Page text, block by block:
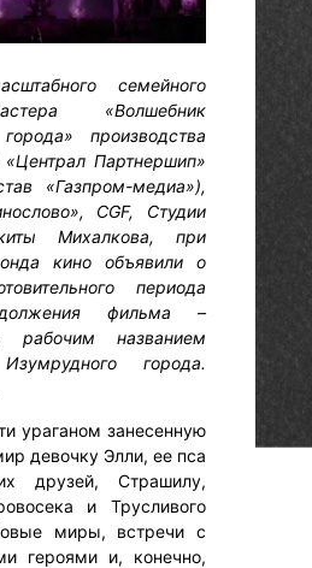
семейного
«Волшебник
производства
Партнершип»
«Газпром-медиа»),
CGF, Студии
Михалкова, при
кино объявили о
периода
фильма –
рабочим названием
города.
ураганом занесенную
девочку Элли, ее пса
друзей, Страшилу,
и Трусливого
миры, встречи с
героями и, конечно,